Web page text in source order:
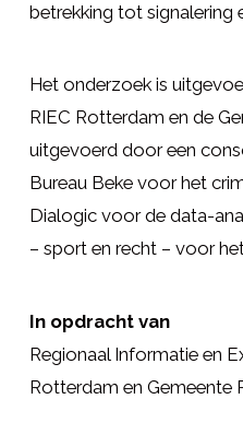
betrekking tot signalering
Het onderzoek is
RIEC Rotterdam en de
uitgevoerd door een
Bureau Beke voor het
Dialogic voor de data-
– sport en recht – voor
In opdracht van
Regionaal Informatie en
Rotterdam en Gemeente